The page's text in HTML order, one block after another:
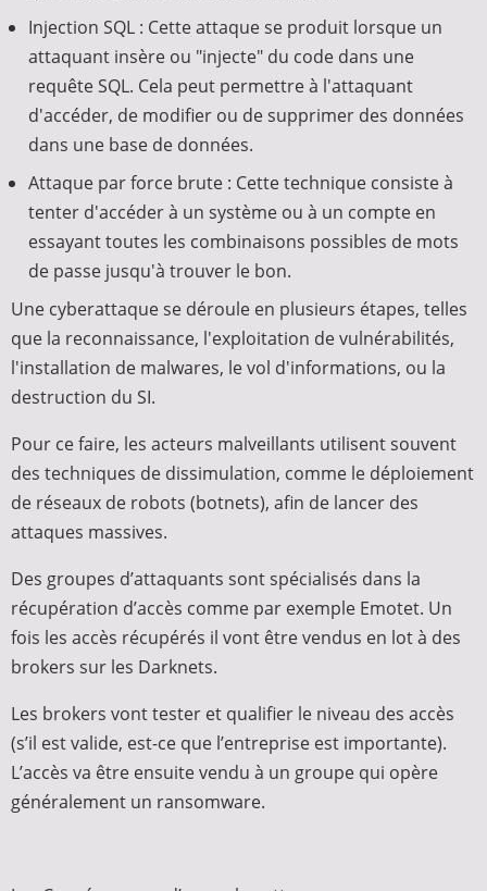
Injection SQL : Cette attaque se produit lorsque un
attaquant insère ou "injecte" du code dans une
requête SQL. Cela peut permettre à l'attaquant
d'accéder, de modifier ou de supprimer des données
dans une base de données.
Attaque par force brute : Cette technique consiste à
tenter d'accéder à un système ou à un compte en
essayant toutes les combinaisons possibles de mots
de passe jusqu'à trouver le bon.
Une cyberattaque se déroule en plusieurs étapes, telles
que la reconnaissance, l'exploitation de vulnérabilités,
l'installation de malwares, le vol d'informations, ou la
destruction du SI.
Pour ce faire, les acteurs malveillants utilisent souvent
des techniques de dissimulation, comme le déploiement
de réseaux de robots (botnets), afin de lancer des
attaques massives.
Des groupes d’attaquants sont spécialisés dans la
récupération d’accès comme par exemple Emotet. Un
fois les accès récupérés il vont être vendus en lot à des
brokers sur les Darknets.
Les brokers vont tester et qualifier le niveau des accès
(s’il est valide, est-ce que l’entreprise est importante).
L’accès va être ensuite vendu à un groupe qui opère
généralement un ransomware.